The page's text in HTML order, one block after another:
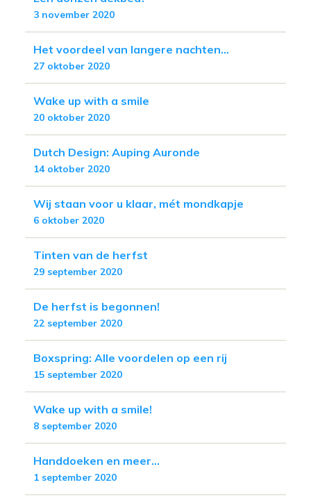
3 november 2020
Het voordeel van langere nachten...
27 oktober 2020
Wake up with a smile
20 oktober 2020
Dutch Design: Auping Auronde
14 oktober 2020
Wij staan voor u klaar, mét mondkapje
6 oktober 2020
Tinten van de herfst
29 september 2020
De herfst is begonnen!
22 september 2020
Boxspring: Alle voordelen op een rij
15 september 2020
Wake up with a smile!
8 september 2020
Handdoeken en meer...
1 september 2020